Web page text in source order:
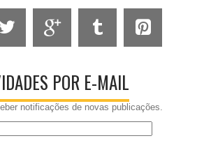
POR E-MAIL
notificações de novas publicações.